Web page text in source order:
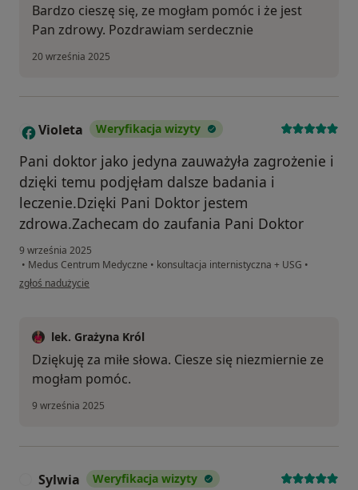
Bardzo cieszę się, ze mogłam pomóc i że jest
Pan zdrowy. Pozdrawiam serdecznie
20 września 2025
V Violeta Weryfikacja wizyty
Pani doktor jako jedyna zauważyła zagrożenie i
dzięki temu podjęłam dalsze badania i
leczenie.Dzięki Pani Doktor jestem
zdrowa.Zachecam do zaufania Pani Doktor
9 września 2025
• Medus Centrum Medyczne • konsultacja internistyczna + USG •
w opinii użytkownika Violeta
zgłoś nadużycie
lek. Grażyna Król
Dziękuję za miłe słowa. Ciesze się niezmiernie ze
mogłam pomóc.
9 września 2025
Sylwia Weryfikacja wizyty